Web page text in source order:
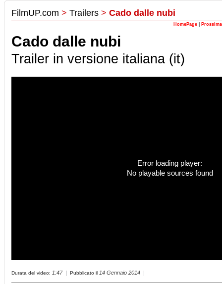
FilmUP.com > Trailers > Cado dalle nubi
HomePage
Cado dalle nubi
Trailer in versione italiana (it)
Error loading player:
No playable sources found
Durata del video: 1:47 Pubblicato il 14 Gennaio 2014